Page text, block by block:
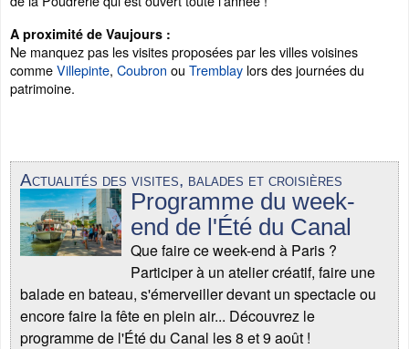
A proximité de Vaujours :
Ne manquez pas les visites proposées par les villes voisines
commeVillepinte, Coubron ou Tremblay lors des journées du
patrimoine.
Actualités des visites, balades et croisières
Programme du week-
end de l'Été du Canal
Que faire ce week-end à Paris ?
Participer à un atelier créatif, faire une
balade en bateau, s'émerveiller devant un spectacle ou
encore faire la fête en plein air... Découvrez le
programme de l'Été du Canal les 8 et 9 août !